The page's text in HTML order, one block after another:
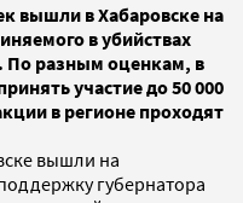
вышли в Хабаровске на
в убийствах
По разным оценкам, в
участие до 50 000
в регионе проходят
вышли на
губернатора